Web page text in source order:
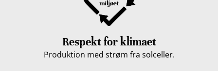
Respekt for klimaet
Produktion med strøm fra solceller.